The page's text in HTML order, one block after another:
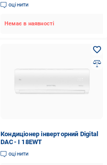
оцінити
Немає в наявності
Кондиціонер інверторний Digital
DAC- I 18EWT
оцінити